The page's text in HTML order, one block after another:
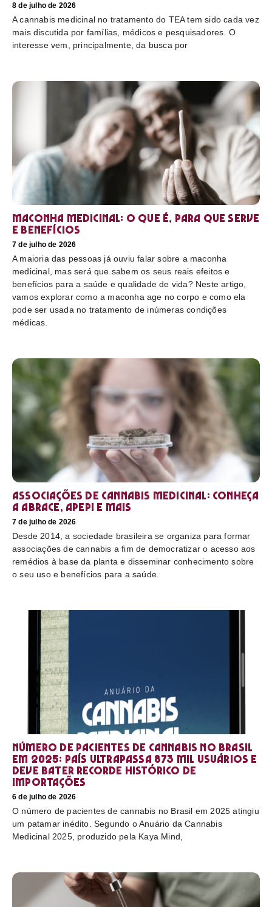
8 de julho de 2026
A cannabis medicinal no tratamento do TEA tem sido cada vez
mais discutida por famílias, médicos e pesquisadores. O
interesse vem, principalmente, da busca por
Maconha medicinal: O que é, para que serve
e benefícios
7 de julho de 2026
A maioria das pessoas já ouviu falar sobre a maconha
medicinal, mas será que sabem os seus reais efeitos e
benefícios para a saúde e qualidade de vida? Neste artigo,
vamos explorar como a maconha age no corpo e como ela
pode ser usada no tratamento de inúmeras condições
médicas.
Associações de cannabis medicinal: conheça
a Abrace, Apepi e mais
7 de julho de 2026
Desde 2014, a sociedade brasileira se organiza para formar
associações de cannabis a fim de democratizar o acesso aos
remédios à base da planta e disseminar conhecimento sobre
o seu uso e benefícios para a saúde.
Número de pacientes de cannabis no Brasil
em 2025: país ultrapassa 873 mil usuários e
deve bater recorde histórico de
importações
6 de julho de 2026
O número de pacientes de cannabis no Brasil em 2025 atingiu
um patamar inédito. Segundo o Anuário da Cannabis
Medicinal 2025, produzido pela Kaya Mind,